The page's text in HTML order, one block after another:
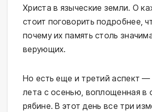
Христа в языческие земли. О
стоит поговорить подробнее,
почему их память столь
верующих.
Но есть еще и третий аспект —
лета с осенью, воплощенная в
рябине. В этот день все три